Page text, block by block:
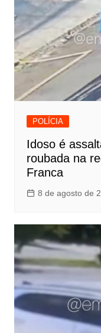
POLÍCIA
Idoso é
roubada na
Franca
8 de agosto de